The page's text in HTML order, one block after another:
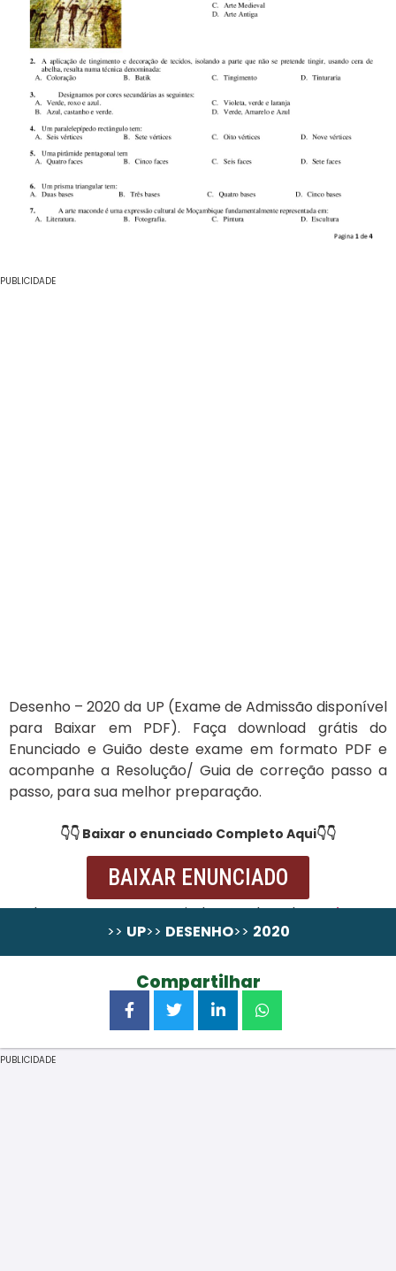
PUBLICIDADE
Desenho – 2020 da UP (Exame de Admissão disponível
para Baixar em PDF). Faça download grátis do
Enunciado e Guião deste exame em formato PDF e
acompanhe a Resolução/ Guia de correção passo a
passo, para sua melhor preparação.
👇👇 Baixar o enunciado Completo Aqui👇👇
BAIXAR ENUNCIADO
>> UP>> DESENHO>> 2020
Resolução passo a Passo ainda não alocada,pode
comprá-la em wa.me/258867131324
Compartilhar
PUBLICIDADE